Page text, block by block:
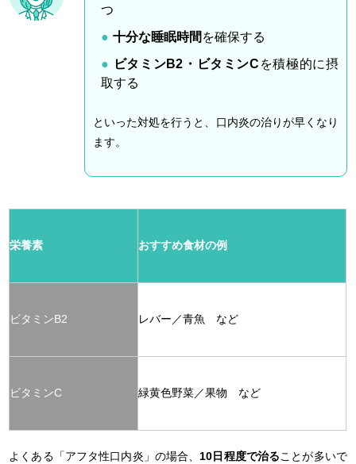
つ
十分な睡眠時間 を確保する
ビタミンB2・ビタミンC を積極的に摂
取する
といった対処を行うと、口内炎の治りが早くなり
ます。
栄養素 おすすめ食材の例
ビタミンB2 レバー／青魚 など
ビタミンC 緑黄色野菜／果物 など
よくある「アフタ性口内炎」の場合、10日程度で治ることが多いで